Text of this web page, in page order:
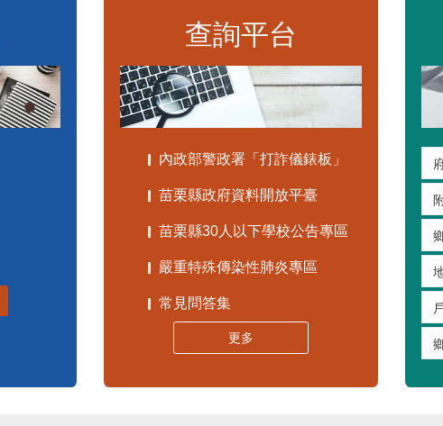
查詢平台
內政部警政署「打詐儀錶板」
苗栗縣政府資料開放平臺
苗栗縣30人以下學校公告專區
嚴重特殊傳染性肺炎專區
常見問答集
更多